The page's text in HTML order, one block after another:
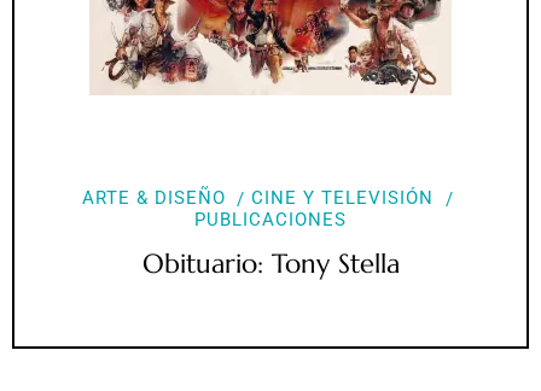
ARTE & DISEÑO
CINE Y TELEVISIÓN
PUBLICACIONES
Obituario: Tony Stella